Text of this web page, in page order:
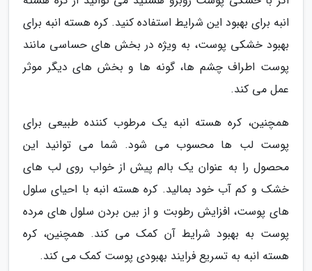
انبه برای بهبود این شرایط استفاده کنید. کره هسته انبه برای
بهبود خشکی پوست، به ویژه در بخش های حساسی مانند
پوست اطراف چشم ها، گونه ها و بخش های دیگر موثر
عمل می کند.
همچنین، کره هسته انبه یک مرطوب کننده طبیعی برای
پوست لب ها محسوب می شود. شما می توانید این
محصول را به عنوان یک بالم پیش از خواب روی لب های
خشک و کم آب خود بمالید. کره هسته انبه با احیای سلول
های پوست، افزایش رطوبت و از بین بردن سلول های مرده
پوست به بهبود شرایط آن کمک می کند. همچنین، کره
هسته انبه به تسریع فرایند بهبودی پوست کمک می کند.